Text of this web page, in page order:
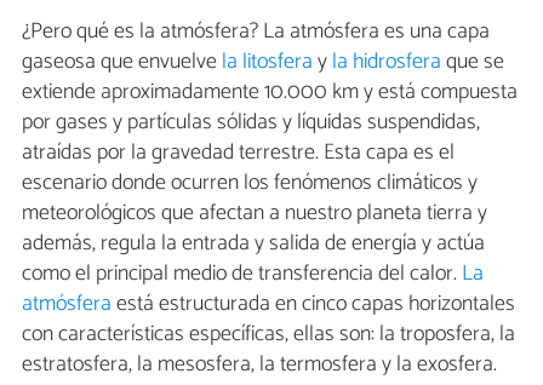
¿Pero qué es la atmósfera? La atmósfera es una capa
gaseosa que envuelvela litosferayla hidrosferaque se
extiende aproximadamente 10.000 km y está compuesta
por gases y partículas sólidas y líquidas suspendidas,
atraídas por la gravedad terrestre. Esta capa es el
escenario donde ocurren los fenómenos climáticos y
meteorológicos que afectan a nuestro planeta tierra y
además, regula la entrada y salida de energía y actúa
como el principal medio de transferencia del calor. La
atmósferaestá estructurada en cinco capas horizontales
con características específicas, ellas son: la troposfera, la
estratosfera, la mesosfera, la termosfera y la exosfera.